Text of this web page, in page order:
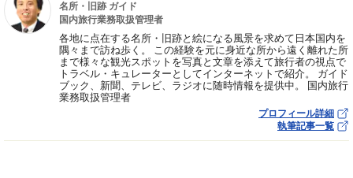
名所・旧跡 ガイド
国内旅行業務取扱管理者
各地に点在する名所・旧跡と絵になる風景を求めて日本国内を
隅々まで訪ね歩く。 この経験を元に身近な所から遠く離れた所
まで様々な観光スポットを写真と文章を添えて旅行者の視点で
トラベル・キュレーターとしてインターネットで紹介。 ガイド
ブック、新聞、テレビ、ラジオに随時情報を提供中。 国内旅行
業務取扱管理者
プロフィール詳細
執筆記事一覧